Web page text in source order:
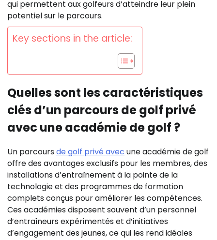
qui permettent aux golfeurs d’atteindre leur plein
potentiel sur le parcours.
Key sections in the article:
Quelles sont les caractéristiques
clés d’un parcours de golf privé
avec une académie de golf ?
Un parcoursde golf privé avec une académie de golf
offre des avantages exclusifs pour les membres, des
installations d’entraînement à la pointe de la
technologie et des programmes de formation
complets conçus pour améliorer les compétences.
Ces académies disposent souvent d’un personnel
d’entraîneurs expérimentés et d’initiatives
d’engagement des jeunes, ce qui les rend idéales